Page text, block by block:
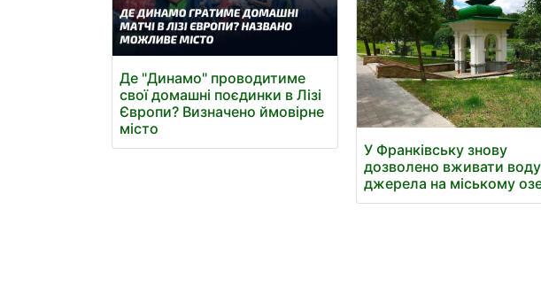
Де "Динамо" проводитиме
свої домашні поєдинки в Лізі
Європи? Визначено ймовірне
місто
У Франківську знову
дозволено вживати
джерела на міському